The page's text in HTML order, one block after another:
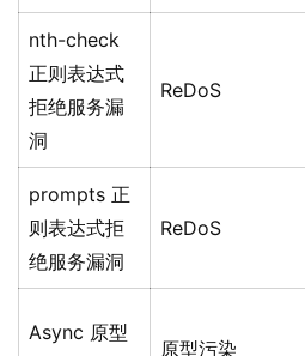
nth-check
正则表达式
拒绝服务漏
洞
ReDoS
prompts 正
则表达式拒
绝服务漏洞
ReDoS
Async 原型
原型污染